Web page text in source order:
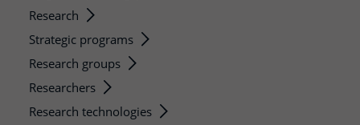
Research
Strategic programs
Research groups
Researchers
Research technologies